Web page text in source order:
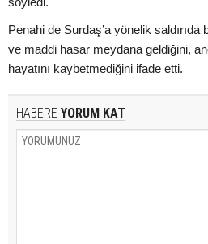
Penahi de Surdaş’a yönelik saldırıda
ve maddi hasar meydana geldiğini,
hayatını kaybetmediğini ifade etti.
HABERE YORUM KAT